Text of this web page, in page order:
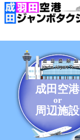
成田空港
料金表
車種・荷物
成田空港
or
周辺施設